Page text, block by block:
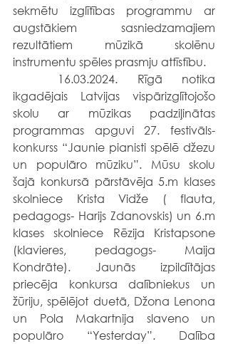
sekmētu izglītības programmu ar
augstākiem sasniedzamajiem
rezultātiem mūzikā skolēnu
instrumentu spēles prasmju attīstību.
ikgadējais Latvijas vispārizglītojošo
skolu ar mūzikas padziļinātas
programmas apguvi 27. festivāls-
konkurss “Jaunie pianisti spēlē džezu
un populāro mūziku”. Mūsu skolu
šajā konkursā pārstāvēja 5.m klases
skolniece Krista Vidže ( flauta,
pedagogs- Harijs Zdanovskis) un 6.m
klases skolniece Rēzija Kristapsone
(klavieres, pedagogs- Maija
Kondrāte). Jaunās izpildītājas
priecēja konkursa dalībniekus un
žūriju, spēlējot duetā, Džona Lenona
un Pola Makartnija slaveno un
populāro “Yesterday”. Dalība